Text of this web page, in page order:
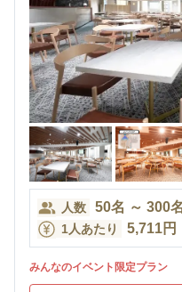
人数 50名 ～ 300名
1人あたり 5,711円
みんなのイベント限定プラン